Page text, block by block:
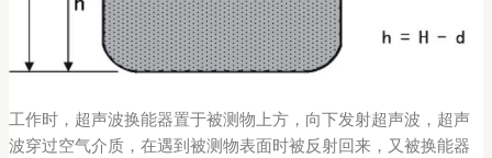
工作时，超声波换能器置于被测物上方，向下发射超声波，超声
波穿过空气介质，在遇到被测物表面时被反射回来，又被换能器